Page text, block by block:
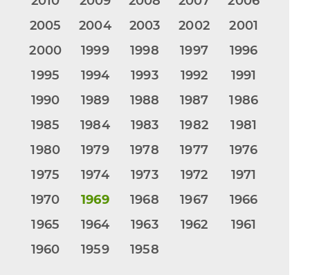
2005
2004 2003 2002
2001
2000
1999 1998 1997
1996
1995
1994 1993 1992
1991
1990
1989 1988 1987
1986
1985
1984 1983 1982
1981
1980
1979 1978 1977
1976
1975
1974 1973 1972
1971
1970
1969 1968 1967
1966
1965
1964 1963 1962
1961
1960
1959 1958